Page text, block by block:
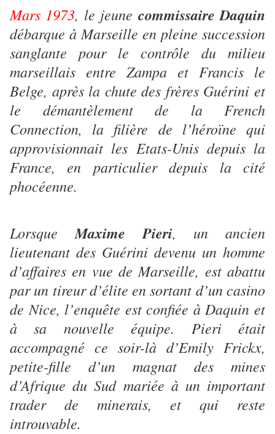
Mars 1973, le jeune commissaire Daquin
débarque à Marseille en pleine succession
sanglante pour le contrôle du milieu
marseillais entre Zampa et Francis le
Belge, après la chute des frères Guérini et
le démantèlement de la French
Connection, la filière de l’héroïne qui
approvisionnait les Etats-Unis depuis la
France, en particulier depuis la cité
phocéenne.
Lorsque Maxime Pieri, un ancien
lieutenant des Guérini devenu un homme
d’affaires en vue de Marseille, est abattu
par un tireur d’élite en sortant d’un casino
de Nice, l’enquête est confiée à Daquin et
à sa nouvelle équipe. Pieri était
accompagné ce soir-là d’Emily Frickx,
petite-fille d’un magnat des mines
d’Afrique du Sud mariée à un important
trader de minerais, et qui reste
introuvable.